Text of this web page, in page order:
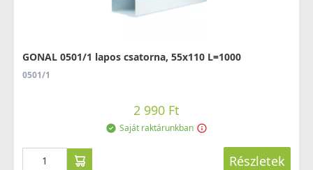
GONAL 0501/1 lapos csatorna, 55x110 L=1000
0501/1
2 990 Ft
Saját raktárunkban
Részletek